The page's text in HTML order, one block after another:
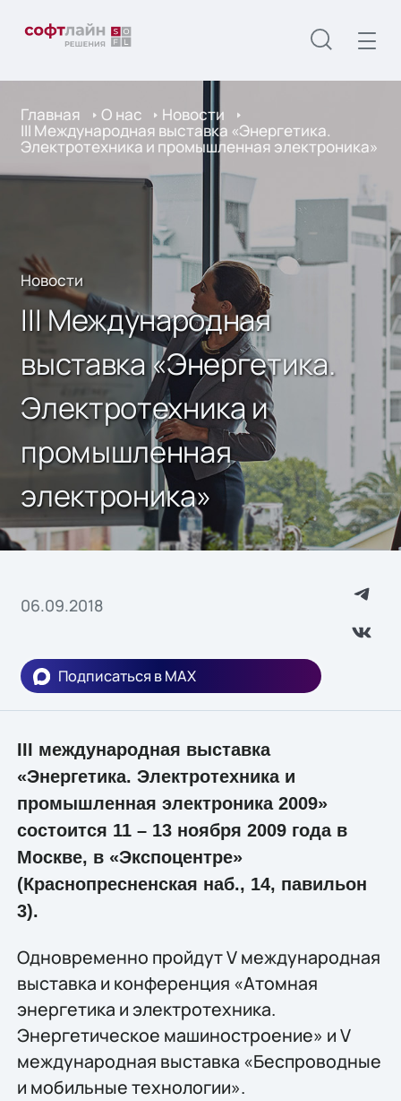
Главная О нас Новости
III Международная выставка «Энергетика.
Электротехника и промышленная электроника»
Новости
III Международная
выставка «Энергетика.
Электротехника и
промышленная
электроника»
06.09.2018
Подписаться в MAX
III международная выставка
«Энергетика. Электротехника и
промышленная электроника 2009»
состоится 11 – 13 ноября 2009 года в
Москве, в «Экспоцентре»
(Краснопресненская наб., 14, павильон
3).
Одновременно пройдут V международная
выставка и конференция «Атомная
энергетика и электротехника.
Энергетическое машиностроение» и V
международная выставка «Беспроводные
и мобильные технологии».